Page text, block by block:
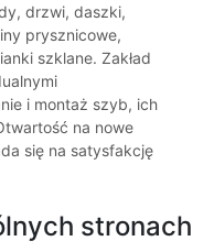
drzwi, daszki,
prysznicowe,
szklane. Zakład
i montaż szyb, ich
na nowe
się na satysfakcję
stronach